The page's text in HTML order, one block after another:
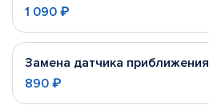
1 090 ₽
Замена датчика приближения
890 ₽